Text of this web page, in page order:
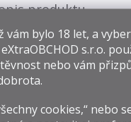
vám bylo 18 let, a
eXtraOBCHOD s.r.o.
nebo vám
cookies,“ nebo
produktu
Jack Daniel’s whiskey
prokapává
dřevěného uhlí,
postup propůjčuje Jack